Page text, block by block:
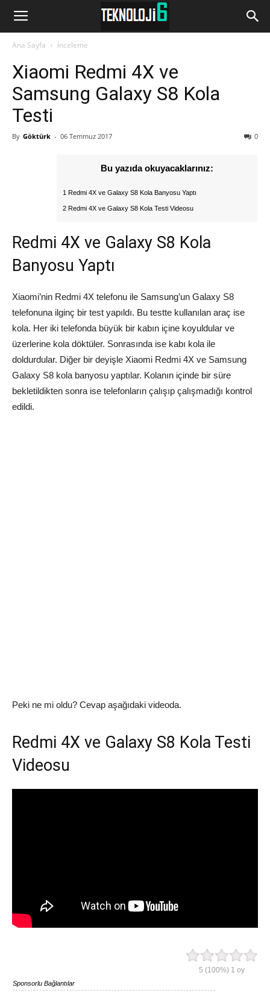
www.Teknoloji6.com
Ana Sayfa İnceleme
Xiaomi Redmi 4X ve
Samsung Galaxy S8 Kola
Testi
By Göktürk - 06 Temmuz 2017 0
Bu yazıda okuyacaklarınız:
1 Redmi 4X ve Galaxy S8 Kola Banyosu Yaptı
2 Redmi 4X ve Galaxy S8 Kola Testi Videosu
Redmi 4X ve Galaxy S8 Kola
Banyosu Yaptı
Xiaomi’nin Redmi 4X telefonu ile Samsung’un Galaxy S8
telefonuna ilginç bir test yapıldı. Bu testte kullanılan araç ise
kola. Her iki telefonda büyük bir kabın içine koyuldular ve
üzerlerine kola döktüler. Sonrasında ise kabı kola ile
doldurdular. Diğer bir deyişle Xiaomi Redmi 4X ve Samsung
Galaxy S8 kola banyosu yaptılar. Kolanın içinde bir süre
bekletildikten sonra ise telefonların çalışıp çalışmadığı kontrol
edildi.
Peki ne mi oldu? Cevap aşağıdaki videoda.
Redmi 4X ve Galaxy S8 Kola Testi
Videosu
5 (100%) 1 oy
Sponsorlu Bağlantılar